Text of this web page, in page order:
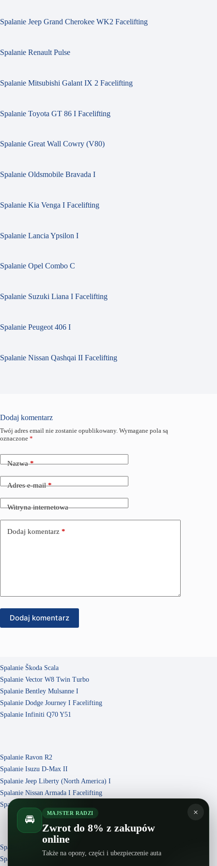
Spalanie Jeep Grand Cherokee WK2 Facelifting
Spalanie Renault Pulse
Spalanie Mitsubishi Galant IX 2 Facelifting
Spalanie Toyota GT 86 I Facelifting
Spalanie Great Wall Cowry (V80)
Spalanie Oldsmobile Bravada I
Spalanie Kia Venga I Facelifting
Spalanie Lancia Ypsilon I
Spalanie Opel Combo C
Spalanie Suzuki Liana I Facelifting
Spalanie Peugeot 406 I
Spalanie Nissan Qashqai II Facelifting
Dodaj komentarz
Twój adres email nie zostanie opublikowany. Wymagane pola są
oznaczone *
Nazwa*
Adres e-mail*
Witryna internetowa
Dodaj komentarz *
Dodaj komentarz
Spalanie Škoda Scala
Spalanie Vector W8 Twin Turbo
Spalanie Bentley Mulsanne I
Spalanie Dodge Journey I Facelifting
Spalanie Infiniti Q70 Y51
Spalanie Ravon R2
Spalanie Isuzu D-Max II
Spalanie Jeep Liberty (North America) I
Spalanie Nissan Armada I Facelifting
Spalanie AC ACE
Spalanie Honda Civic VII
Spalanie Toyota MR2 W30 Facelifting
×
🚘 MAJSTER RADZI
Zwrot do 8% z zakupów
online
Także na opony, części i ubezpieczenie auta